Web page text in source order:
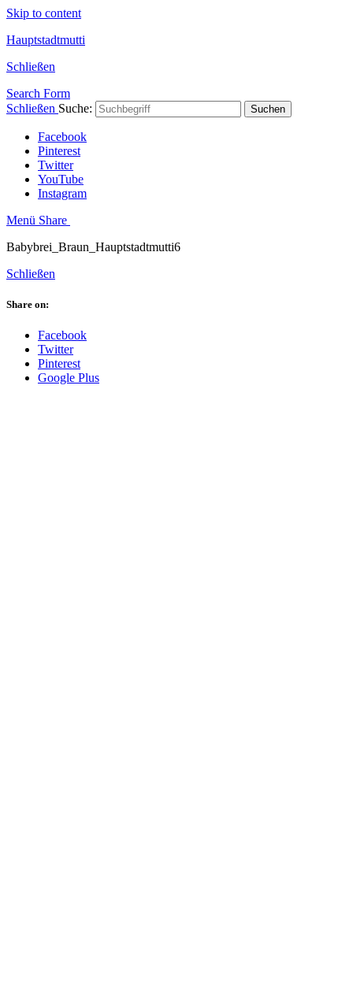
Skip to content
Hauptstadtmutti
Schließen
Search Form
Schließen Suche: Suchen
Facebook
Pinterest
Twitter
YouTube
Instagram
Menü Share
Babybrei_Braun_Hauptstadtmutti6
Schließen
Share on:
Facebook
Twitter
Pinterest
Google Plus